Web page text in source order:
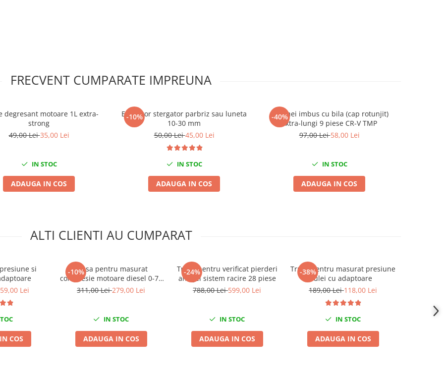
FRECVENT CUMPARATE IMPREUNA
degresant motoare 1L extra-
strong
49,00 Lei35,00 Lei
IN STOC
ADAUGA IN COS
-10%
Extractor stergator parbriz sau luneta
10-30 mm
50,00 Lei45,00 Lei
IN STOC
ADAUGA IN COS
-40%
Set chei imbus cu bila (cap rotunjit)
extra-lungi 9 piese CR-V TMP
97,00 Lei58,00 Lei
IN STOC
ADAUGA IN COS
ALTI CLIENTI AU CUMPARAT
si
Lei
COS
-10%
Trusa pentru masurat
compresie motoare diesel 0-70
Bar 16 piese
311,00 Lei279,00 Lei
IN STOC
ADAUGA IN COS
-24%
Trusa pentru verificat pierderi
antigel sistem racire 28 piese
788,00 Lei599,00 Lei
IN STOC
ADAUGA IN COS
-38%
Trusa pentru masurat presiune
ulei cu adaptoare
189,00 Lei118,00 Lei
IN STOC
ADAUGA IN COS